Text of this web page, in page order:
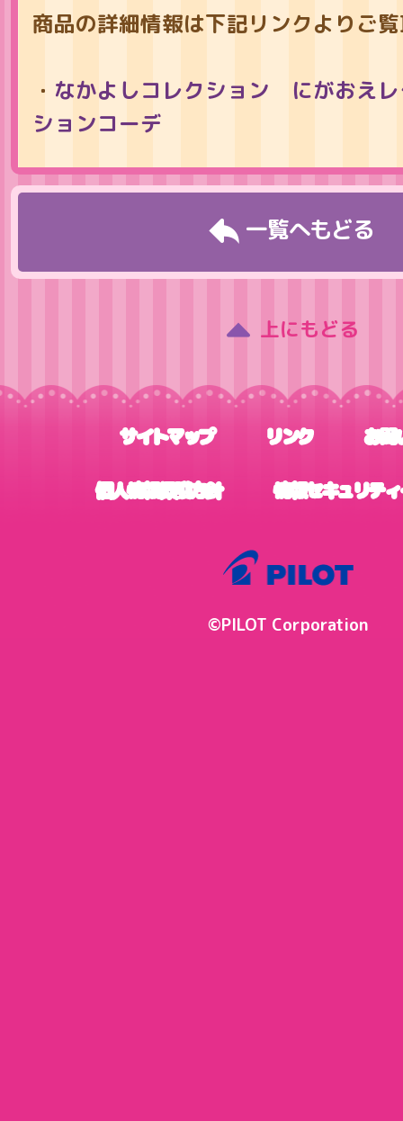
商品の詳細情報は下記リンクよりご
・ なかよしコレクション にがおえ
ションコーデ
一覧へもどる
上にもどる
サイトマップ リンク お問
個人情報保護方針 情報セキュリテ
©PILOT Corporation